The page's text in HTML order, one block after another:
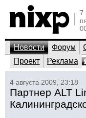
7
Новости Форум
Проект
Реклама
4 августа 2009, 23:18
Партнер ALT